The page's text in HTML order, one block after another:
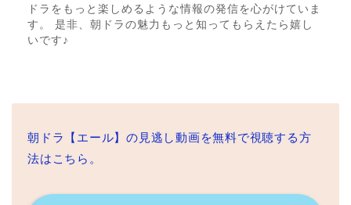
ドラをもっと楽しめるような情報の発信を心がけていま
す。 是非、朝ドラの魅力もっと知ってもらえたら嬉し
いです♪
朝ドラ【エール】の見逃し動画を無料で視聴する方
法はこちら。